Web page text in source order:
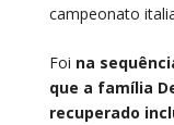
campeonato
Foi na
que a família
recuperado